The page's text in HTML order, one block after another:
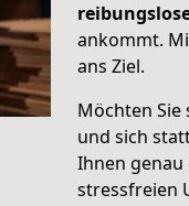
ankommt.
ans Ziel.
Möchten
und sich
Ihnen genau
stressfreien